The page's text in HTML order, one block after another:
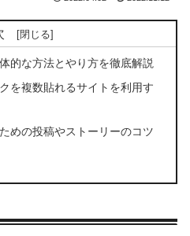
的な方法とやり方を徹底解説
を複数貼れるサイトを利用す
めの投稿やストーリーのコツ